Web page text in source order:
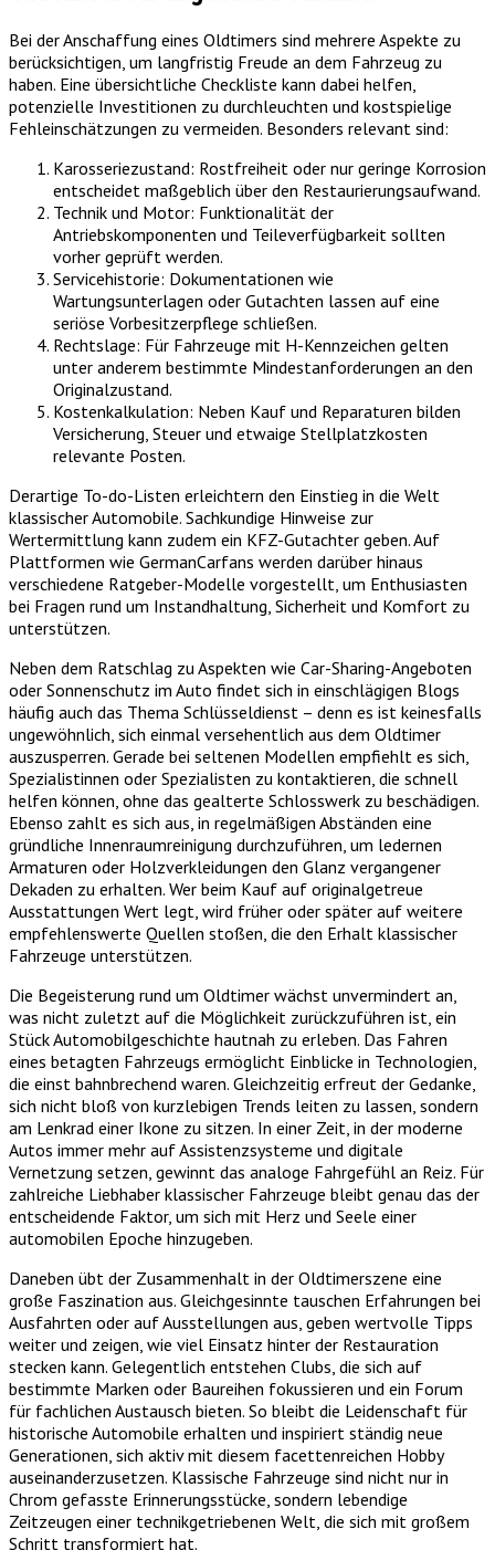
Bei der Anschaffung eines Oldtimers sind mehrere Aspekte zu
berücksichtigen, um langfristig Freude an dem Fahrzeug zu
haben. Eine übersichtliche Checkliste kann dabei helfen,
potenzielle Investitionen zu durchleuchten und kostspielige
Fehleinschätzungen zu vermeiden. Besonders relevant sind:
Karosseriezustand: Rostfreiheit oder nur geringe Korrosion
entscheidet maßgeblich über den Restaurierungsaufwand.
Technik und Motor: Funktionalität der
Antriebskomponenten und Teileverfügbarkeit sollten
vorher geprüft werden.
Servicehistorie: Dokumentationen wie
Wartungsunterlagen oder Gutachten lassen auf eine
seriöse Vorbesitzerpflege schließen.
Rechtslage: Für Fahrzeuge mit H-Kennzeichen gelten
unter anderem bestimmte Mindestanforderungen an den
Originalzustand.
Kostenkalkulation: Neben Kauf und Reparaturen bilden
Versicherung, Steuer und etwaige Stellplatzkosten
relevante Posten.
Derartige To-do-Listen erleichtern den Einstieg in die Welt
klassischer Automobile. Sachkundige Hinweise zur
Wertermittlung kann zudem ein KFZ-Gutachter geben. Auf
Plattformen wie GermanCarfans werden darüber hinaus
verschiedene Ratgeber-Modelle vorgestellt, um Enthusiasten
bei Fragen rund um Instandhaltung, Sicherheit und Komfort zu
unterstützen.
Neben dem Ratschlag zu Aspekten wie Car-Sharing-Angeboten
oder Sonnenschutz im Auto findet sich in einschlägigen Blogs
häufig auch das Thema Schlüsseldienst – denn es ist keinesfalls
ungewöhnlich, sich einmal versehentlich aus dem Oldtimer
auszusperren. Gerade bei seltenen Modellen empfiehlt es sich,
Spezialistinnen oder Spezialisten zu kontaktieren, die schnell
helfen können, ohne das gealterte Schlosswerk zu beschädigen.
Ebenso zahlt es sich aus, in regelmäßigen Abständen eine
gründliche Innenraumreinigung durchzuführen, um ledernen
Armaturen oder Holzverkleidungen den Glanz vergangener
Dekaden zu erhalten. Wer beim Kauf auf originalgetreue
Ausstattungen Wert legt, wird früher oder später auf weitere
empfehlenswerte Quellen stoßen, die den Erhalt klassischer
Fahrzeuge unterstützen.
Die Begeisterung rund um Oldtimer wächst unvermindert an,
was nicht zuletzt auf die Möglichkeit zurückzuführen ist, ein
Stück Automobilgeschichte hautnah zu erleben. Das Fahren
eines betagten Fahrzeugs ermöglicht Einblicke in Technologien,
die einst bahnbrechend waren. Gleichzeitig erfreut der Gedanke,
sich nicht bloß von kurzlebigen Trends leiten zu lassen, sondern
am Lenkrad einer Ikone zu sitzen. In einer Zeit, in der moderne
Autos immer mehr auf Assistenzsysteme und digitale
Vernetzung setzen, gewinnt das analoge Fahrgefühl an Reiz. Für
zahlreiche Liebhaber klassischer Fahrzeuge bleibt genau das der
entscheidende Faktor, um sich mit Herz und Seele einer
automobilen Epoche hinzugeben.
Daneben übt der Zusammenhalt in der Oldtimerszene eine
große Faszination aus. Gleichgesinnte tauschen Erfahrungen bei
Ausfahrten oder auf Ausstellungen aus, geben wertvolle Tipps
weiter und zeigen, wie viel Einsatz hinter der Restauration
stecken kann. Gelegentlich entstehen Clubs, die sich auf
bestimmte Marken oder Baureihen fokussieren und ein Forum
für fachlichen Austausch bieten. So bleibt die Leidenschaft für
historische Automobile erhalten und inspiriert ständig neue
Generationen, sich aktiv mit diesem facettenreichen Hobby
auseinanderzusetzen. Klassische Fahrzeuge sind nicht nur in
Chrom gefasste Erinnerungsstücke, sondern lebendige
Zeitzeugen einer technikgetriebenen Welt, die sich mit großem
Schritt transformiert hat.